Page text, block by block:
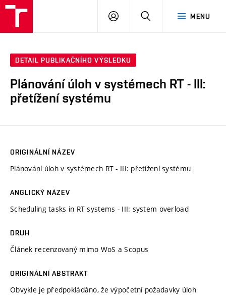
MENU
PŘIHLÁSIT
DETAIL PUBLIKAČNÍHO VÝSLEDKU
Plánování úloh v systémech RT - III:
přetížení systému
ORIGINÁLNÍ NÁZEV
Plánování úloh v systémech RT - III: přetížení systému
ANGLICKÝ NÁZEV
Scheduling tasks in RT systems - III: system overload
DRUH
Článek recenzovaný mimo WoS a Scopus
ORIGINÁLNÍ ABSTRAKT
Obvykle je předpokládáno, že výpočetní požadavky úloh